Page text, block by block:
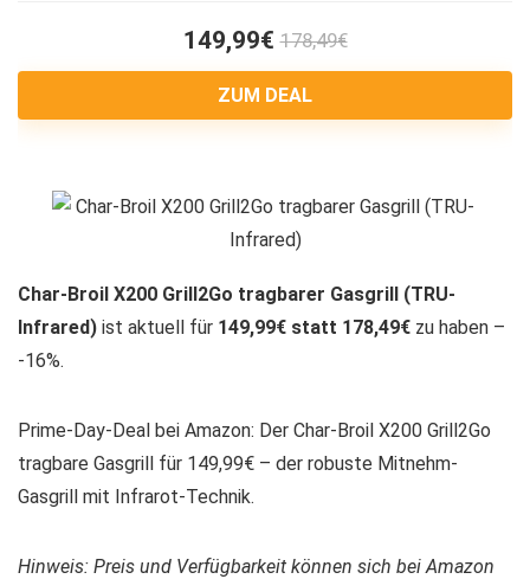
149,99€ 178,49€
ZUM DEAL
Char-Broil X200 Grill2Go tragbarer Gasgrill (TRU-
Infrared) ist aktuell für 149,99€ statt 178,49€ zu haben –
-16%.
Prime-Day-Deal bei Amazon: Der Char-Broil X200 Grill2Go
tragbare Gasgrill für 149,99€ – der robuste Mitnehm-
Gasgrill mit Infrarot-Technik.
Hinweis: Preis und Verfügbarkeit können sich bei Amazon